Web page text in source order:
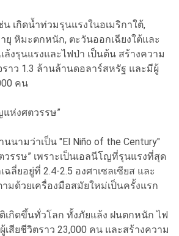
เกิดน้ำท่วมรุนแรงในอเมริกาใต้,
ยุ หิมะตกหนัก, ตะวันออกเฉียงใต้และ
ล้งรุนแรงและไฟป่า เป็นต้น สร้างความ
ราว 1.3 ล้านล้านดอลาร์สหรัฐ และมีผู้
คน
แห่งศตวรรษ”
นามว่าเป็น "El Niño of the Century"
รรษ” เพราะเป็นเอลนีโญที่รุนแรงที่สุด
ลี่ยอยู่ที่ 2.4-2.5 องศาเซลเซียส และ
มด้วยเครื่องมือสมัยใหม่เป็นครั้งแรก
เกิดขึ้นทั่วโลก ทั้งภัยแล้ง ฝนตกหนัก ไฟ
สียชีวิตราว 23,000 คน และสร้างความ